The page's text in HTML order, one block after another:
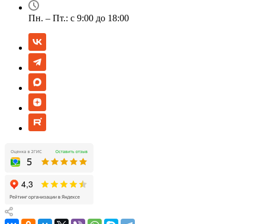
Пн. – Пт.: с 9:00 до 18:00